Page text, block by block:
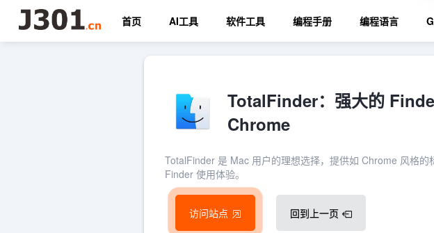
首页 AI工具 软件工具 编程手册 编程语言
TotalFinder：强大的
Chrome
TotalFinder 是 Mac 用户的理想选择，提供如 Chrome 风格
Finder 使用体验。
访问站点 回到上一页